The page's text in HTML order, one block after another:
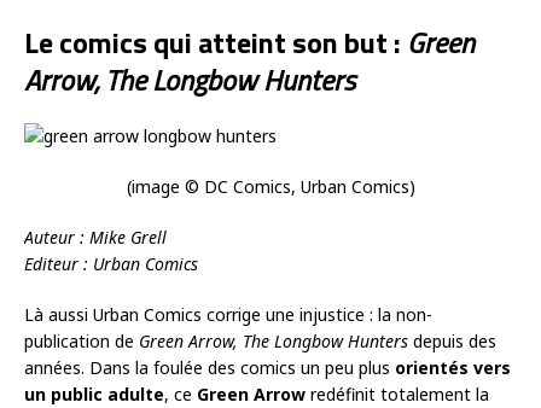
Le comics qui atteint son but : Green
Arrow, The Longbow Hunters
(image © DC Comics, Urban Comics)
Auteur : Mike Grell
Editeur : Urban Comics
Là aussi Urban Comics corrige une injustice : la non-
publication de Green Arrow, The Longbow Hunters depuis des
années. Dans la foulée des comics un peu plus orientés vers
un public adulte, ce Green Arrow redéfinit totalement la